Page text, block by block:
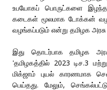
உபயோகப் பொருட்களை இழந்த
கடைகள் மூலமாக டோக்கன்
வழங்கப்படும் என்று தமிழக
இது தொடர்பாக தமிழக
'தமிழகத்தில் 2023 டிச.3
மிக்ஜாம் புயல் காரணமாக
பெய்தது. மேலும்,